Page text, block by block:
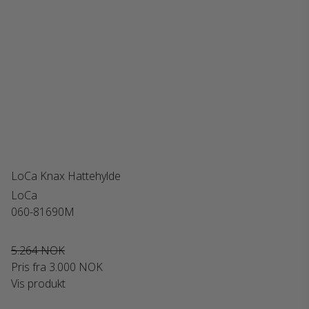
LoCa Knax Hattehylde
LoCa
060-81690M
5.264 NOK
Pris fra 3.000 NOK
Vis produkt